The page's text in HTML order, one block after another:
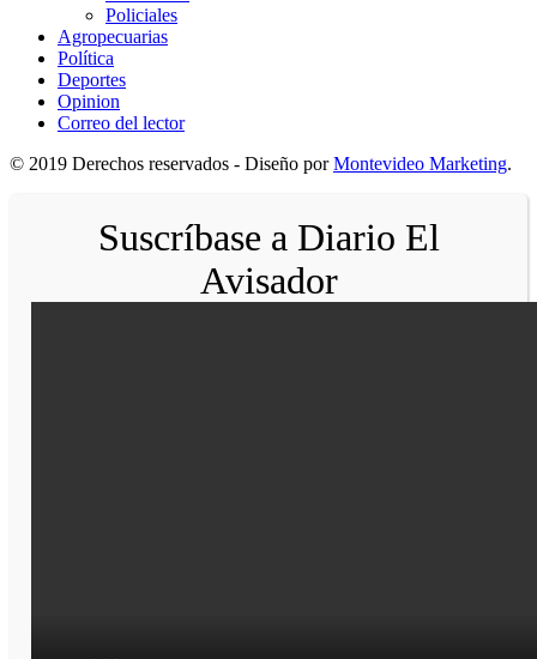
Policiales
Agropecuarias
Política
Deportes
Opinion
Correo del lector
© 2019 Derechos reservados - Diseño porMontevideo Marketing.
Suscríbase a Diario El
Avisador